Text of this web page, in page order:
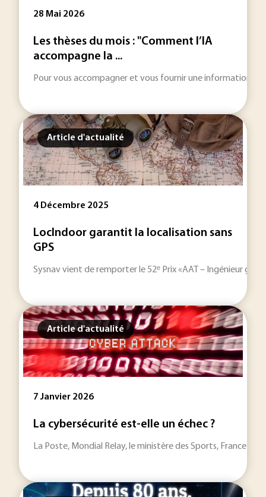
28 Mai 2026
Les thèses du mois : "Comment l’IA
accompagne la ...
Pour vous accompagner et vous fournir une information
Article d'actualité
4 Décembre 2025
LocIndoor garantit la localisation sans
GPS
Sysnav vient de remporter le 52ᵉ Prix «AAT – Ingénieur
Article d'actualité
7 Janvier 2026
La cybersécurité est-elle un échec ?
La Poste, Mondial Relay, le ministère des Sports, France